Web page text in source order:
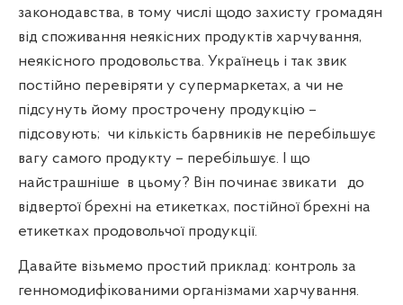
законодавства, в тому числі щодо захисту громадян
від споживання неякісних продуктів харчування,
неякісного продовольства. Українець і так звик
постійно перевіряти у супермаркетах, а чи не
підсунуть йому прострочену продукцію –
підсовують; чи кількість барвників не перебільшує
вагу самого продукту – перебільшує. І що
найстрашніше в цьому? Він починає звикати
до
відвертої брехні на етикетках, постійної брехні на
етикетках продовольчої продукції.
Давайте візьмемо простий приклад: контроль за
генномодифікованими організмами харчування.